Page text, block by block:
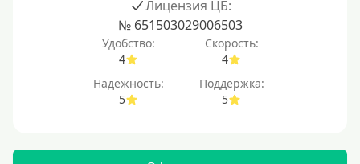
Лицензия ЦБ:
№ 651503029006503
Удобство:
4
Скорость:
4
Надежность:
5
Поддержка:
5